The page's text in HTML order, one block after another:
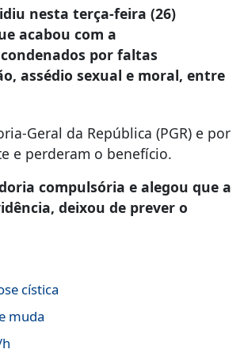
nesta terça-feira (26)
acabou com a
por faltas
assédio sexual e moral, entre
Geral da República (PGR) e por
e perderam o benefício.
compulsória e alegou que a
deixou de prever o
cística
muda